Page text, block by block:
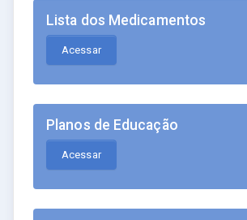
Lista dos Medicamentos
Acessar
Planos de Educação
Acessar